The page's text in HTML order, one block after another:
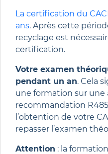
La certification du
ans. Après cette
recyclage est
certification.
Votre examen
pendant un an. Cela
une formation sur une
recommandation
l’obtention de votre
repasser l’examen
Attention : la